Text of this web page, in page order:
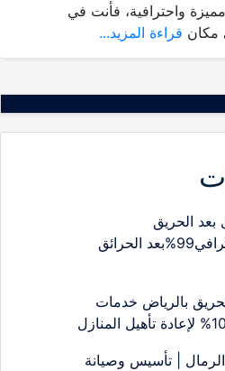
واحترافية، فأنت في
مكان قراءة المزيد...
الحريق
بالرياض..تنظيف احترافي99%بعد الحرائق
بالرياض خدمات
| تأسيس وصيانة